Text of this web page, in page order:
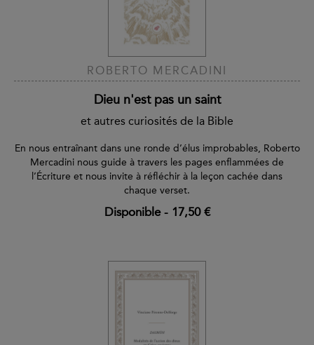
ROBERTO MERCADINI
Dieu n'est pas un saint
et autres curiosités de la Bible
En nous entraînant dans une ronde d’élus improbables, Roberto
Mercadini nous guide à travers les pages enflammées de
l’Écriture et nous invite à réfléchir à la leçon cachée dans
chaque verset.
Disponible- 17,50 €